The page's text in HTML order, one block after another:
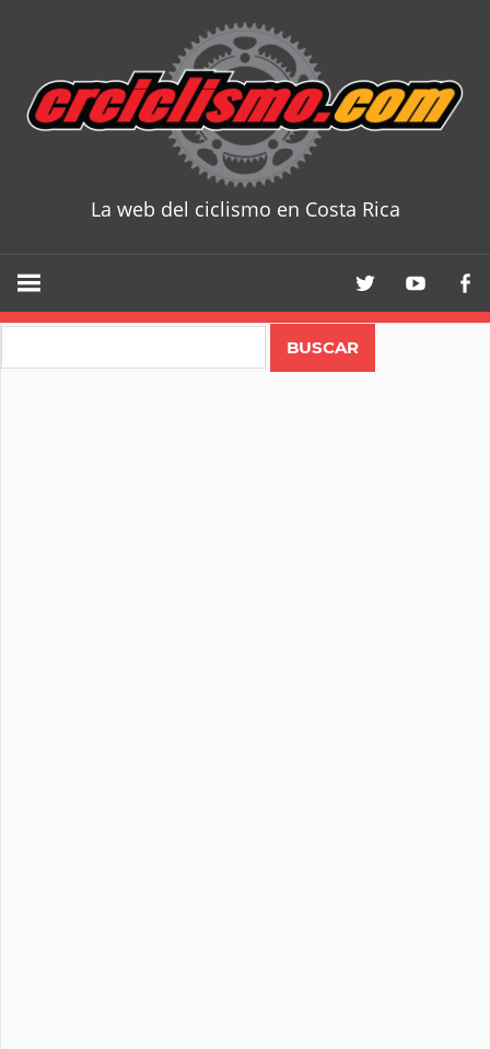
content
La web del ciclismo en Costa Rica